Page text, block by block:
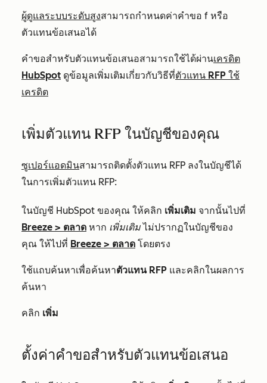
ผู้ดูแลระบบระดับสูงสามารถกำหนดค่าคำขอ f หรือ
ตัวแทนข้อเสนอได้
คำขอสำหรับตัวแทนข้อเสนอสามารถใช้ได้ผ่านเครดิต
HubSpot ดูข้อมูลเพิ่มเติมเกี่ยวกับวิธีที่ตัวแทน RFP ใช้
เครดิต
เพิ่มตัวแทน RFP ในบัญชีของคุณ
ซูเปอร์แอดมินสามารถติดตั้งตัวแทน RFP ลงในบัญชีได้
ในการเพิ่มตัวแทน RFP:
ในบัญชี HubSpot ของคุณ ให้คลิก เพิ่มเติม จากนั้นไปที่
Breeze > ตลาด หาก เพิ่มเติมไม่ปรากฏในบัญชีของ
คุณ ให้ไปที่ Breeze > ตลาด โดยตรง
ใช้แถบค้นหาเพื่อค้นหาตัวแทน RFP และคลิกในผลการ
ค้นหา
คลิก เพิ่ม
ตั้งค่าคำขอสำหรับตัวแทนข้อเสนอ